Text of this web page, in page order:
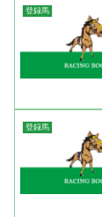
登録馬
登録馬